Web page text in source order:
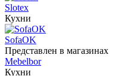
Slotex
Кухни
SofaOK
Представлен в магазинах
Mebelbor
Кухни